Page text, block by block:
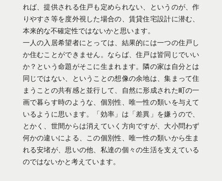
れば、提供される住戸も定められない、というのが、作
りやすさ等を度外視した場合の、賃貸住宅設計に潜む、
本来的な不確定性ではないかと思います。
一人の入居希望者にとっては、結果的には一つの住戸し
か住むことができません。ならば、住戸は皆同じでいい
か？という命題がそこに生まれます。隣の家は自分とは
同じではない、ということの想像の余地は、集まって住
まうことの共有感と並行して、自然に形成された町の一
画で暮らす時のような、個別性、唯一性の類いを与えて
いるように思います。「効率」は「差異」を嫌うので、
とかく、世間からは消えていく方向ですが、大小問わず
何かの違いによる、この個別性、唯一性の類いから生ま
れる安堵が、思いの他、私達の個々の生活を支えている
のではないかと考えています。